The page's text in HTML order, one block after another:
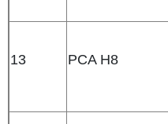
13 PCA H8